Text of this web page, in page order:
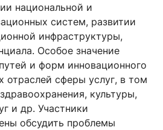
национальной и
систем, развитии
инфраструктуры,
Особое значение
и форм инновационного
отраслей сферы услуг, в том
культуры,
и др. Участники
обсудить проблемы